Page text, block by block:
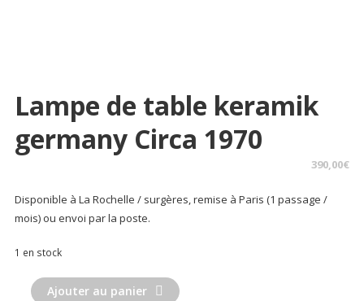
Lampe de table keramik
germany Circa 1970
390,00€
Disponible à La Rochelle / surgères, remise à Paris (1 passage /
mois) ou envoi par la poste.
1 en stock
quantitéAjouter au panier